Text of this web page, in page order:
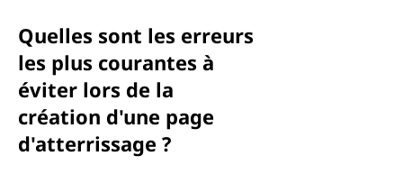
Quelles sont les erreurs
les plus courantes à
éviter lors de la
création d'une page
d'atterrissage ?